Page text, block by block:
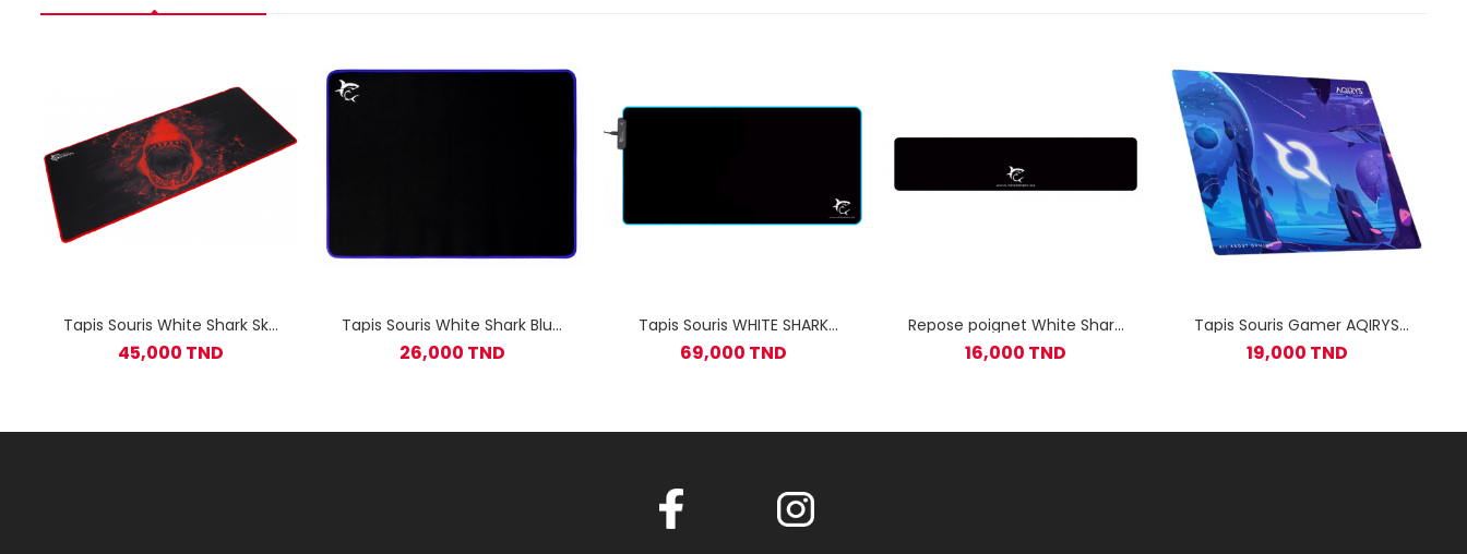
Tapis Souris White Shark Sky
45,000 TND
Tapis Souris White Shark Blue
26,000 TND
Tapis Souris WHITE SHARK
Requin 80 x 35 CM LED MP-
1861 / LUMINOS XL
69,000 TND
Repose poignet White Shark
pour Clavier KP-1899
16,000 TND
Tapis Souris Gamer AQIRYS
19,000 TND